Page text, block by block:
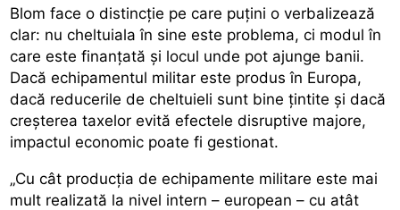
Blom face o distincție pe care puțini o verbalizează
clar: nu cheltuiala în sine este problema, ci modul în
care este finanțată și locul unde pot ajunge banii.
Dacă echipamentul militar este produs în Europa,
dacă reducerile de cheltuieli sunt bine țintite și dacă
creșterea taxelor evită efectele disruptive majore,
impactul economic poate fi gestionat.
„Cu cât producția de echipamente militare este mai
mult realizată la nivel intern – european – cu atât